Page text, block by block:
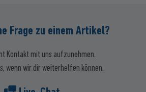
Frage zu einem Artikel?
Kontakt mit uns aufzunehmen.
wenn wir dir weiterhelfen können.